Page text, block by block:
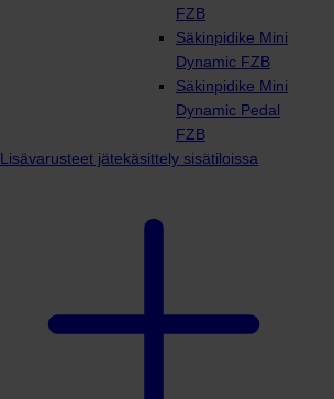
FZB
Säkinpidike Mini
Dynamic FZB
Säkinpidike Mini
Dynamic Pedal
FZB
Lisävarusteet jätekäsittely sisätiloissa